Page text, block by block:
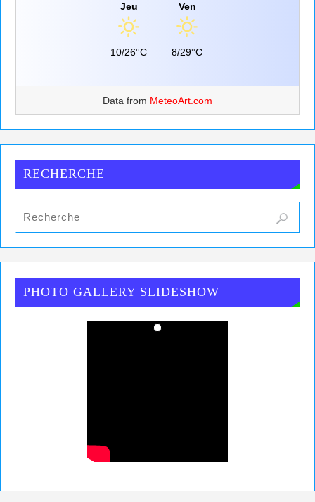
Jeu
10/26°C
Ven
8/29°C
Data from MeteoArt.com
RECHERCHE
PHOTO GALLERY SLIDESHOW